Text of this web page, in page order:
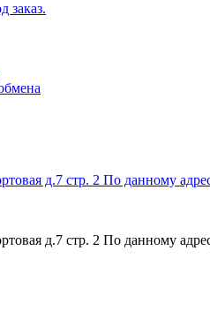
заказ.
д.7 стр. 2 По данному
д.7 стр. 2 По данному